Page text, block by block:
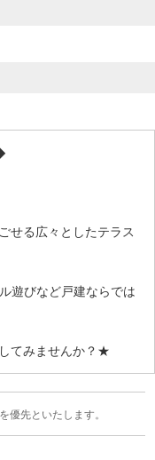
せる広々としたテラス
遊びなど戸建ならでは
てみませんか？★
優先といたします。